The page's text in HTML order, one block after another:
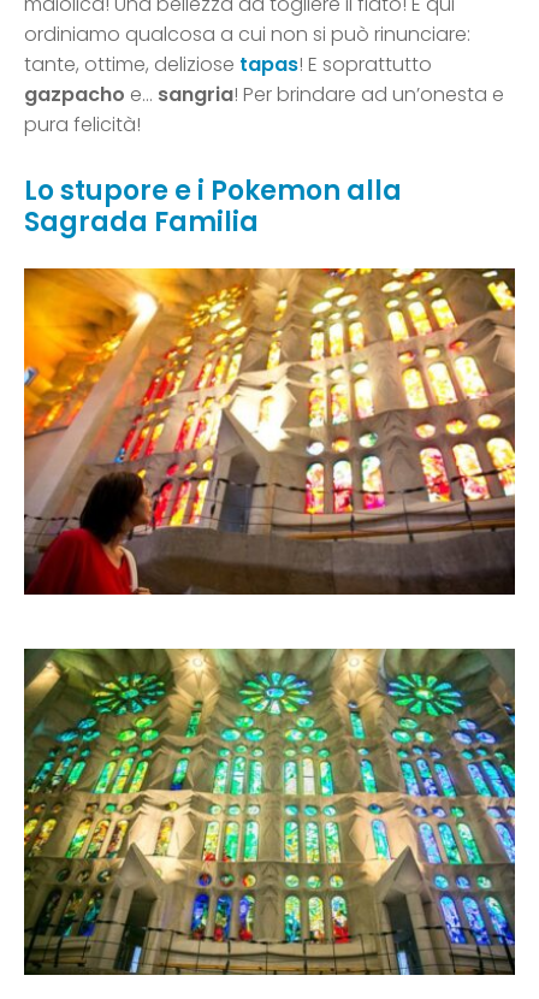
ordiniamo qualcosa a cui non si può rinunciare:
tante, ottime, deliziose tapas! E soprattutto
gazpacho e… sangria! Per brindare ad un’onesta e
pura felicità!
Lo stupore e i Pokemon alla
Sagrada Familia